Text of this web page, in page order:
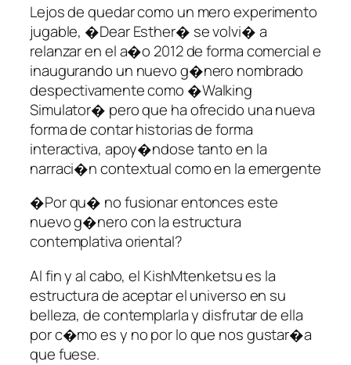
Lejos de quedar como un mero experimento
jugable, �Dear Esther� se volvi� a
relanzar en el a�o 2012 de forma comercial e
inaugurando un nuevo g�nero nombrado
despectivamente como �Walking
Simulator� pero que ha ofrecido una nueva
forma de contar historias de forma
interactiva, apoy�ndose tanto en la
narraci�n contextual como en la emergente
�Por qu� no fusionar entonces este
nuevo g�nero con la estructura
contemplativa oriental?
Al fin y al cabo, el KishMtenketsu es la
estructura de aceptar el universo en su
belleza, de contemplarla y disfrutar de ella
por c�mo es y no por lo que nos gustar�a
que fuese.